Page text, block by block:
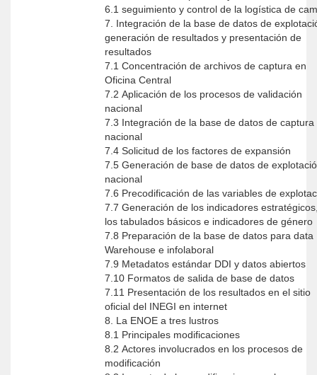
6.1 seguimiento y control de la logística de
7. Integración de la base de datos de
generación de resultados y presentación de
resultados
7.1 Concentración de archivos de captura en
Oficina Central
7.2 Aplicación de los procesos de validación
nacional
7.3 Integración de la base de datos de captura
nacional
7.4 Solicitud de los factores de expansión
7.5 Generación de base de datos de
nacional
7.6 Precodificación de las variables de
7.7 Generación de los indicadores
los tabulados básicos e indicadores de género
7.8 Preparación de la base de datos para data
Warehouse e infolaboral
7.9 Metadatos estándar DDI y datos abiertos
7.10 Formatos de salida de base de datos
7.11 Presentación de los resultados en el sitio
oficial del INEGI en internet
8. La ENOE a tres lustros
8.1 Principales modificaciones
8.2 Actores involucrados en los procesos de
modificación